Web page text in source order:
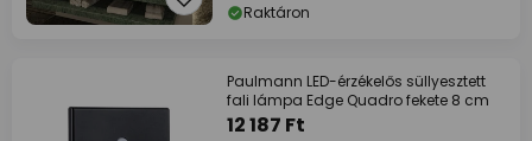
Raktáron
Paulmann LED-érzékelős süllyesztett
fali lámpa Edge Quadro fekete 8 cm
12 187 Ft